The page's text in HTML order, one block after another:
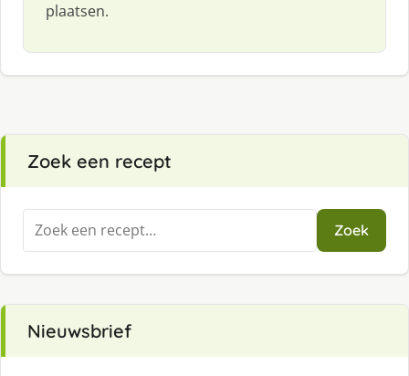
plaatsen.
Zoek een recept
Zoeken
naar:
Zoek
Nieuwsbrief